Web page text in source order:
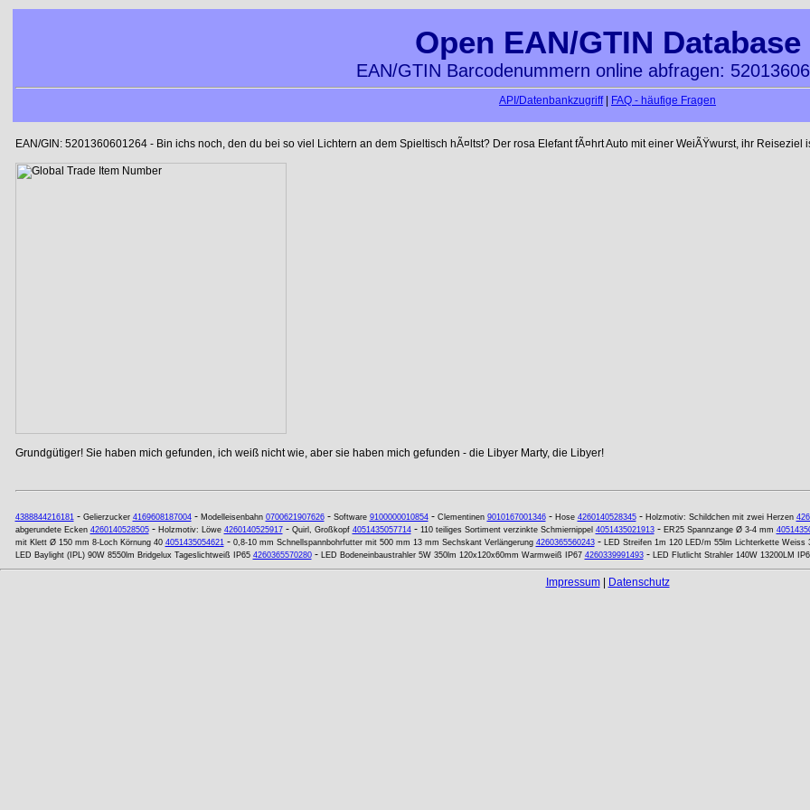
Open EAN/GTIN Database
EAN/GTIN Barcodenummern online abfragen:
API/Datenbankzugriff| FAQ - häufige Fragen
EAN/GIN: 5201360601264 - Bin ichs noch, den du bei so viel Lichtern an dem Spieltisch hÃ¤ltst? Der rosa Elefant fÃ¤hrt Auto mit einer WeiÃŸwurst, ihr Reiseziel
Grundgütiger! Sie haben mich gefunden, ich weiß nicht wie, aber sie haben mich gefunden - die Libyer Marty, die Libyer!
4388844216181- Gelierzucker 4169608187004- Modelleisenbahn 0700621907626- Software 9100000010854- Clementinen 9010167001346- Hose 4260140528345- Holzmotiv: Schildchen mit zwei Herzen
abgerundete Ecken 4260140528505- Holzmotiv: Löwe 4260140525917- Quirl, Großkopf 4051435057714- 110 teiliges Sortiment verzinkte Schmiernippel 4051435021913- ER25 Spannzange Ø 3-4 mm
mit Klett Ø 150 mm 8-Loch Körnung 40 4051435054621- 0,8-10 mm Schnellspannbohrfutter mit 500 mm 13 mm Sechskant Verlängerung 4260365560243- LED Streifen 1m 120 LED/m 55lm Lichterkette Weiss
LED Baylight (IPL) 90W 8550lm Bridgelux Tageslichtweiß IP65 4260365570280- LED Bodeneinbaustrahler 5W 350lm 120x120x60mm Warmweiß IP67 4260339991493- LED Flutlicht Strahler 140W 13200LM
Impressum| Datenschutz